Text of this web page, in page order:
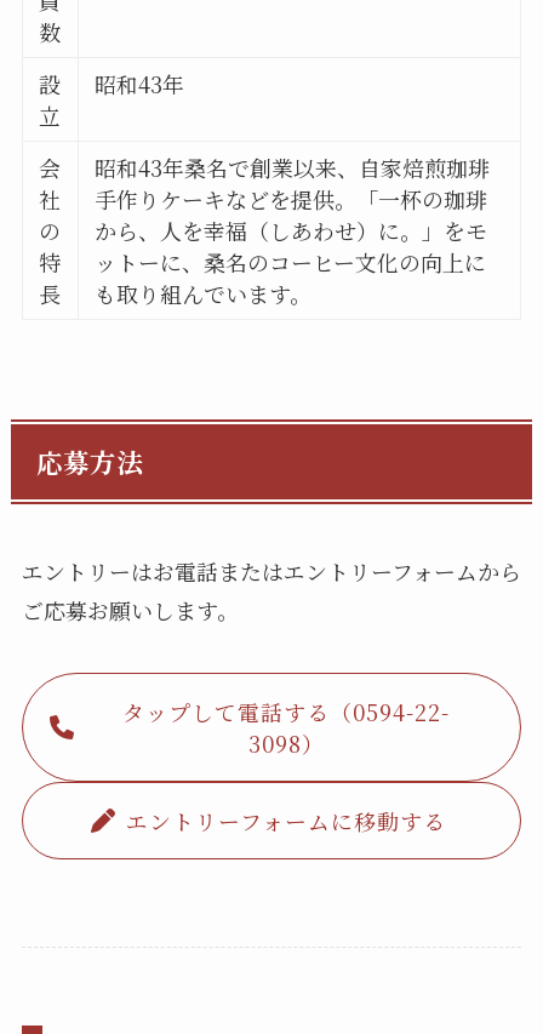
数
設
立
昭和43年
会
社
の
特
長
昭和43年桑名で創業以来、自家焙煎珈琲
手作りケーキなどを提供。「一杯の珈琲
から、人を幸福（しあわせ）に。」をモ
ットーに、桑名のコーヒー文化の向上に
も取り組んでいます。
応募方法
エントリーはお電話またはエントリーフォームから
ご応募お願いします。
タップして電話する（0594-22-
3098）
エントリーフォームに移動する